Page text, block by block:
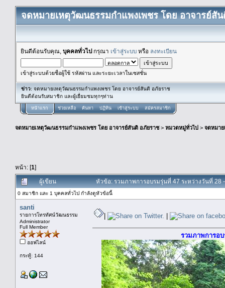
จดหมายเหตุวัฒนธรรมกำแพงเพชร โดย อาจารย์สั
ยินดีต้อนรับคุณ, บุคคลทั่วไปกรุณา เข้าสู่ระบบ หรือ ลงทะเบียน
เข้าสู่ระบบด้วยชื่อผู้ใช้ รหัสผ่าน และระยะเวลาในเซสชั่น
ข่าว: จดหมายเหตุวัฒนธรรมกำแพงเพชร โดย อาจารย์สันติ อภัยราช
ยินดีต้อนรับสมาชิก และผู้เยื่ยมชมทุกๆท่าน
หน้าแรก ช่วยเหลือ ค้นหา ปฏิทิน เข้าสู่ระบบ สมัครสมาชิก
จดหมายเหตุวัฒนธรรมกำแพงเพชร โดย อาจารย์สันติ อภัยราช> หมวดหมู่ทั่วไป > จดหมา
หน้า: [1]
ผู้เขียน หัวข้อ: รวมภาพการอบรมรุ่นที่ 47 ระหว่างวันที่ 28
0 สมาชิก และ 1 บุคคลทั่วไป กำลังดูหัวข้อนี้
santi
รายการโทรทัศน์วัฒนธรรม
Administrator
Full Member
ออฟไลน์
กระทู้: 144
| |
รวมภาพการอบ